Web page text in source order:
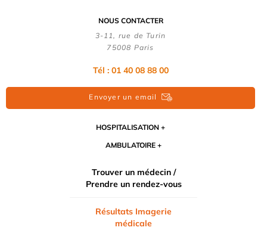
NOUS CONTACTER
3-11, rue de Turin
75008 Paris
Tél : 01 40 08 88 00
Envoyer un email
HOSPITALISATION
AMBULATOIRE
Trouver un médecin /
Prendre un rendez-vous
Résultats Imagerie
médicale